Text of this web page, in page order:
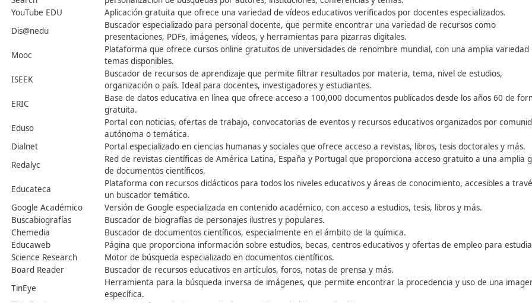
empaquetado, y permitiendo su uso tanto en línea como sin conexión a internet.
Cumplir con estas características garantiza que los recursos multimedia sean efectivos, accesibles y versátiles,
calidad del proceso educativo y facilitando el trabajo del especialista CAP en el diseño y uso de materiales didácticos
Dónde encontrar recursos multimedia
Esta tabla ofrece una selección de recursos educativos en línea, que abarcan desde bases de datos académicas
en línea, proporcionando una amplia variedad de materiales para estudiantes, docentes e investigadores.
Microsoft Academic
Search
Motor de búsqueda con más de 120 millones de publicaciones en una amplia gama de
personalización de búsquedas por autores, instituciones, conferencias y temas.
Aplicación gratuita que ofrece una variedad de vídeos educativos verificados por docentes
Dis@nedu
Buscador especializado para personal docente, que permite encontrar una variedad de
presentaciones, PDFs, imágenes, vídeos, y herramientas para pizarras digitales.
Mooc
Plataforma que ofrece cursos online gratuitos de universidades de renombre mundial, con
temas disponibles.
ISEEK
Buscador de recursos de aprendizaje que permite filtrar resultados por materia, tema,
organización o país. Ideal para docentes, investigadores y estudiantes.
ERIC
Base de datos educativa en línea que ofrece acceso a 100,000 documentos publicados
gratuita.